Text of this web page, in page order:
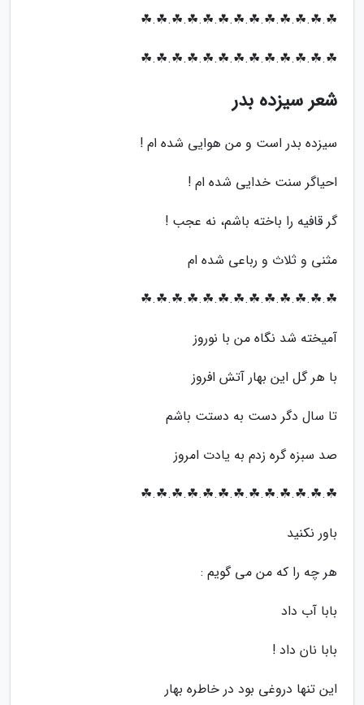
☘.☘.☘.☘.☘.☘.☘.☘.☘.☘.☘.☘.☘
☘.☘.☘.☘.☘.☘.☘.☘.☘.☘.☘.☘.☘
شعر سیزده بدر
سیزده بدر است و من هوایی شده ام !
احیاگر سنت خدایی شده ام !
گر قافیه را باخته باشم، نه عجب !
مثنی و ثلاث و رباعی شده ام
☘.☘.☘.☘.☘.☘.☘.☘.☘.☘.☘.☘.☘
آمیخته شد نگاه من با نوروز
با هر گل این بهار آتش افروز
تا سال دگر دست به دستت باشم
صد سبزه گره زدم به یادت امروز
☘.☘.☘.☘.☘.☘.☘.☘.☘.☘.☘.☘.☘
باور نکنید
هر چه را که من می گویم :
بابا آب داد
بابا نان داد !
این تنها دروغی بود در خاطره بهار